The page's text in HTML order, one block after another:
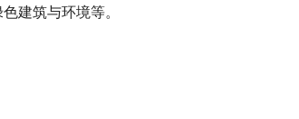
建筑与环境等。